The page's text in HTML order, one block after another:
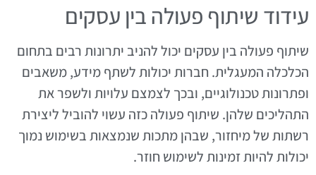
עידוד שיתוף פעולה בין עסקים
שיתוף פעולה בין עסקים יכול להניב יתרונות רבים בתחום
הכלכלה המעגלית. חברות יכולות לשתף מידע, משאבים
ופתרונות טכנולוגיים, ובכך לצמצם עלויות ולשפר את
התהליכים שלהן. שיתוף פעולה כזה עשוי להוביל ליצירת
רשתות של מיחזור, שבהן מתכות שנמצאות בשימוש נמוך
יכולות להיות זמינות לשימוש חוזר.